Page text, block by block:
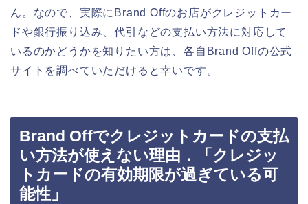
ん。なので、実際にBrand Offのお店がクレジットカー
ドや銀行振り込み、代引などの支払い方法に対応して
いるのかどうかを知りたい方は、各自Brand Offの公式
サイトを調べていただけると幸いです。
Brand Offでクレジットカードの支払
い方法が使えない理由．「クレジッ
トカードの有効期限が過ぎている可
能性」